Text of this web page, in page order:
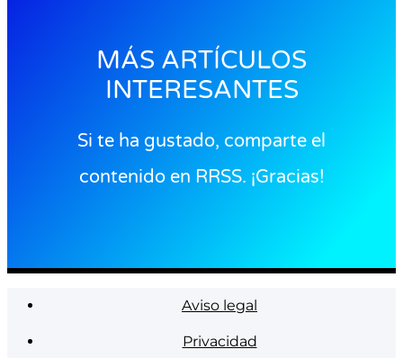
MÁS ARTÍCULOS
INTERESANTES
Si te ha gustado, comparte el
contenido en RRSS. ¡Gracias!
Aviso legal
Privacidad